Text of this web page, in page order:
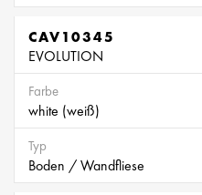
CAV10345
EVOLUTION
Farbe
white (weiß)
Typ
Boden / Wandfliese